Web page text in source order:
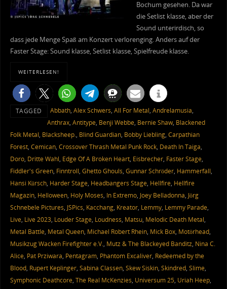
Bochum gesehen. Da war
die Setlist klasse, aber der
Sound unterirdisch, so
dass jede Menge Spaß am Konzert verlorenging. Anders auf der
Faster Stage: Sound klasse, Setlist klasse, Spielfreude klasse.
WEITERLESEN!
TAGGED Abbath, Alex Schwers, All For Metal, Andrelamusia,
Anthrax, Antitype, Benji Webbe, Bernie Shaw, Blackened
Folk Metal, Blacksheep., Blind Guardian, Bobby Liebling, Carpathian
Forest, Cemican, Crossover Thrash Metal Punk Rock, Death In Taiga,
Doro, Dritte Wahl, Edge Of A Broken Heart, Eisbrecher, Faster Stage,
Fiddler's Green, Finntroll, Ghetto Ghouls, Gunnar Schröder, Hammerfall,
Hansi Kürsch, Harder Stage, Headbangers Stage, Hellfire, Hellfire
Magazin, Helloween, Holy Moses, In Extremo, Joey Belladonna, Jörg
Schnebele Pictures, JSPics, Kacchang, Kreator, Lemmy, Lemmy Parade,
Live, Live 2023, Louder Stage, Loudness, Matsu, Melodic Death Metal,
Metal Battle, Metal Queen, Michael Robert Rhein, Mick Box, Motörhead,
Musikzug Wacken Firefighter e.V., Mutz & The Blackeyed Banditz, Nina C.
Alice, Pat Prziwara, Pentagram, Phantom Excaliver, Redeemed by the
Blood, Rupert Keplinger, Sabina Classen, Skew Siskin, Skindred, Slime,
Symphonic Deathcore, The Real McKenzies, Universum 25, Uriah Heep,